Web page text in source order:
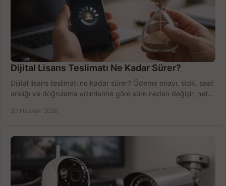
Dijital Lisans Teslimatı Ne Kadar Sürer?
Dijital lisans teslimatı ne kadar sürer? Ödeme onayı, stok, saat
aralığı ve doğrulama adımlarına göre süre neden değişir, net
20 Haziran 2026